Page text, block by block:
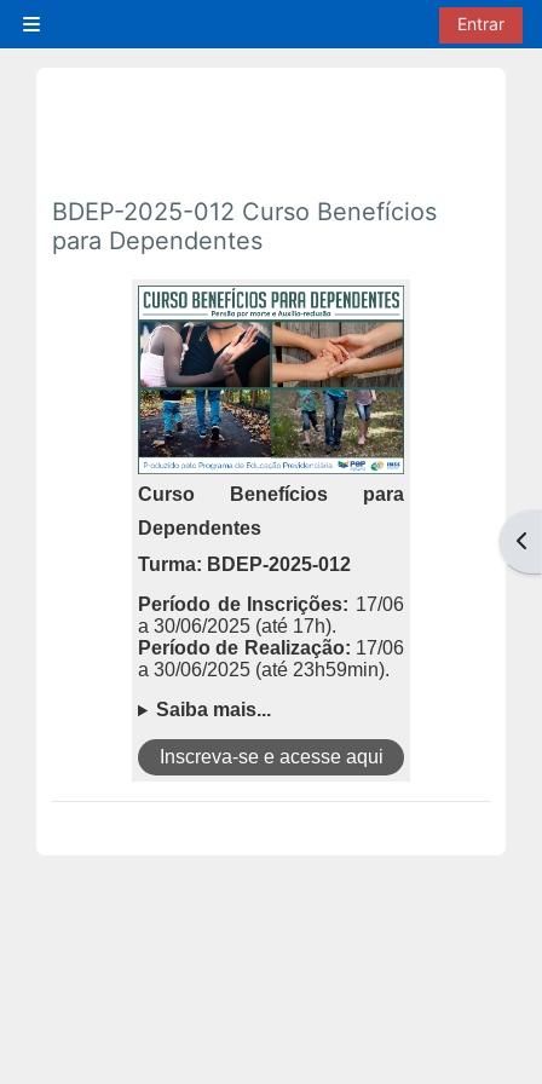
Painel lateral
Entrar
BDEP-2025-012 Curso Benefícios
para Dependentes
Curso Benefícios para
Dependentes
Turma: BDEP-2025-012
Período de Inscrições: 17/06
a 30/06/2025 (até 17h).
Período de Realização: 17/06
a 30/06/2025 (até 23h59min).
Saiba mais...
Inscreva-se e acesse aqui